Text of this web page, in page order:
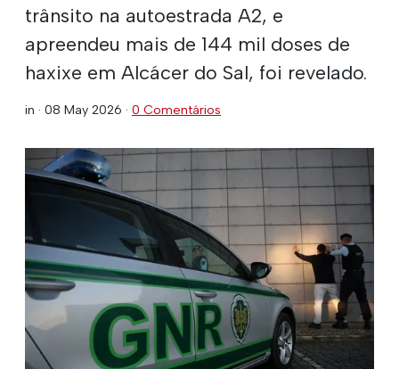
trânsito na autoestrada A2, e
apreendeu mais de 144 mil doses de
haxixe em Alcácer do Sal, foi revelado.
in · 08 May 2026 · 0 Comentários